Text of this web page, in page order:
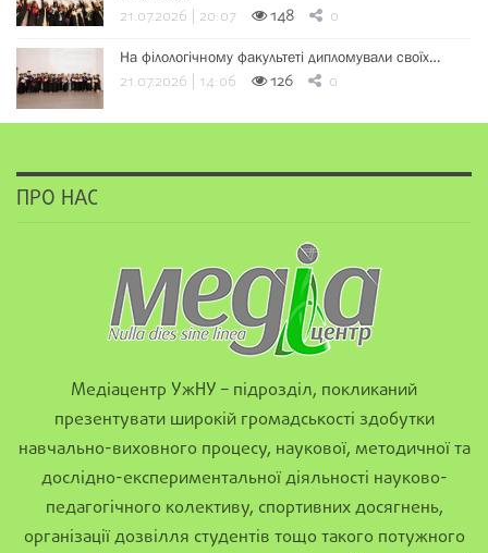
21.07.2026 | 20:07 148 0
На філологічному факультеті дипломували своїх…
21.07.2026 | 14:06 126 0
ПРО НАС
Медіацентр УжНУ – підрозділ, покликаний
презентувати широкій громадськості здобутки
навчально-виховного процесу, наукової, методичної та
дослідно-експериментальної діяльності науково-
педагогічного колективу, спортивних досягнень,
організації дозвілля студентів тощо такого потужного